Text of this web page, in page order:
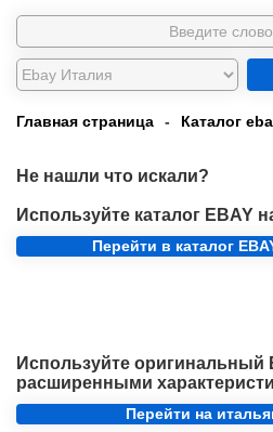
Главная страница - Каталог
Не нашли что искали?
Используйте каталог EBAY
Перейти в каталог
Используйте оригинальный
расширенными
Перейти на